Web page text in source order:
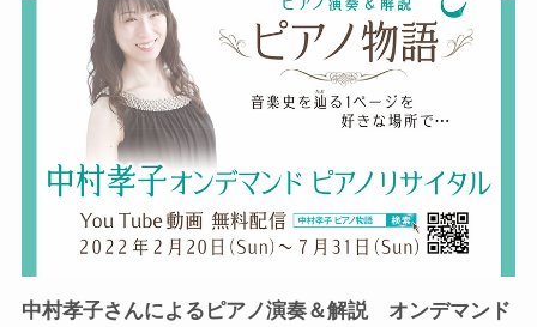
中村孝子さんによるピアノ演奏＆解説 オンデマンド